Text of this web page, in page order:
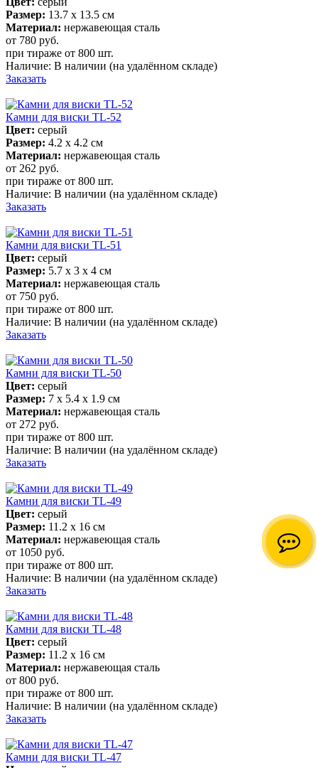
Размер: 13.7 х 13.5 см
Материал: нержавеющая сталь
от 780 руб.
при тираже от 800 шт.
Наличие: В наличии (на удалённом складе)
Заказать
Камни для виски TL-52
Цвет: серый
Размер: 4.2 х 4.2 см
Материал: нержавеющая сталь
от 262 руб.
при тираже от 800 шт.
Наличие: В наличии (на удалённом складе)
Заказать
Камни для виски TL-51
Цвет: серый
Размер: 5.7 х 3 х 4 см
Материал: нержавеющая сталь
от 750 руб.
при тираже от 800 шт.
Наличие: В наличии (на удалённом складе)
Заказать
Камни для виски TL-50
Цвет: серый
Размер: 7 х 5.4 х 1.9 см
Материал: нержавеющая сталь
от 272 руб.
при тираже от 800 шт.
Наличие: В наличии (на удалённом складе)
Заказать
Камни для виски TL-49
Цвет: серый
Размер: 11.2 х 16 см
Материал: нержавеющая сталь
от 1050 руб.
при тираже от 800 шт.
Наличие: В наличии (на удалённом складе)
Заказать
Камни для виски TL-48
Цвет: серый
Размер: 11.2 х 16 см
Материал: нержавеющая сталь
от 800 руб.
при тираже от 800 шт.
Наличие: В наличии (на удалённом складе)
Заказать
Камни для виски TL-47